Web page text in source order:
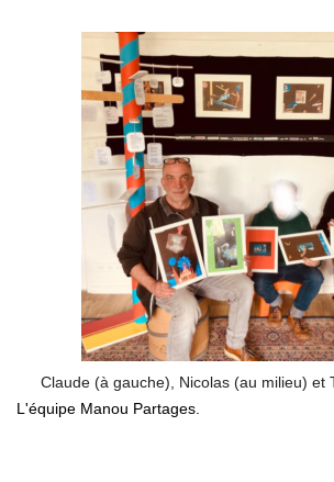
Claude (à gauche), Nicolas (au milieu) et
L'équipe Manou Partages.